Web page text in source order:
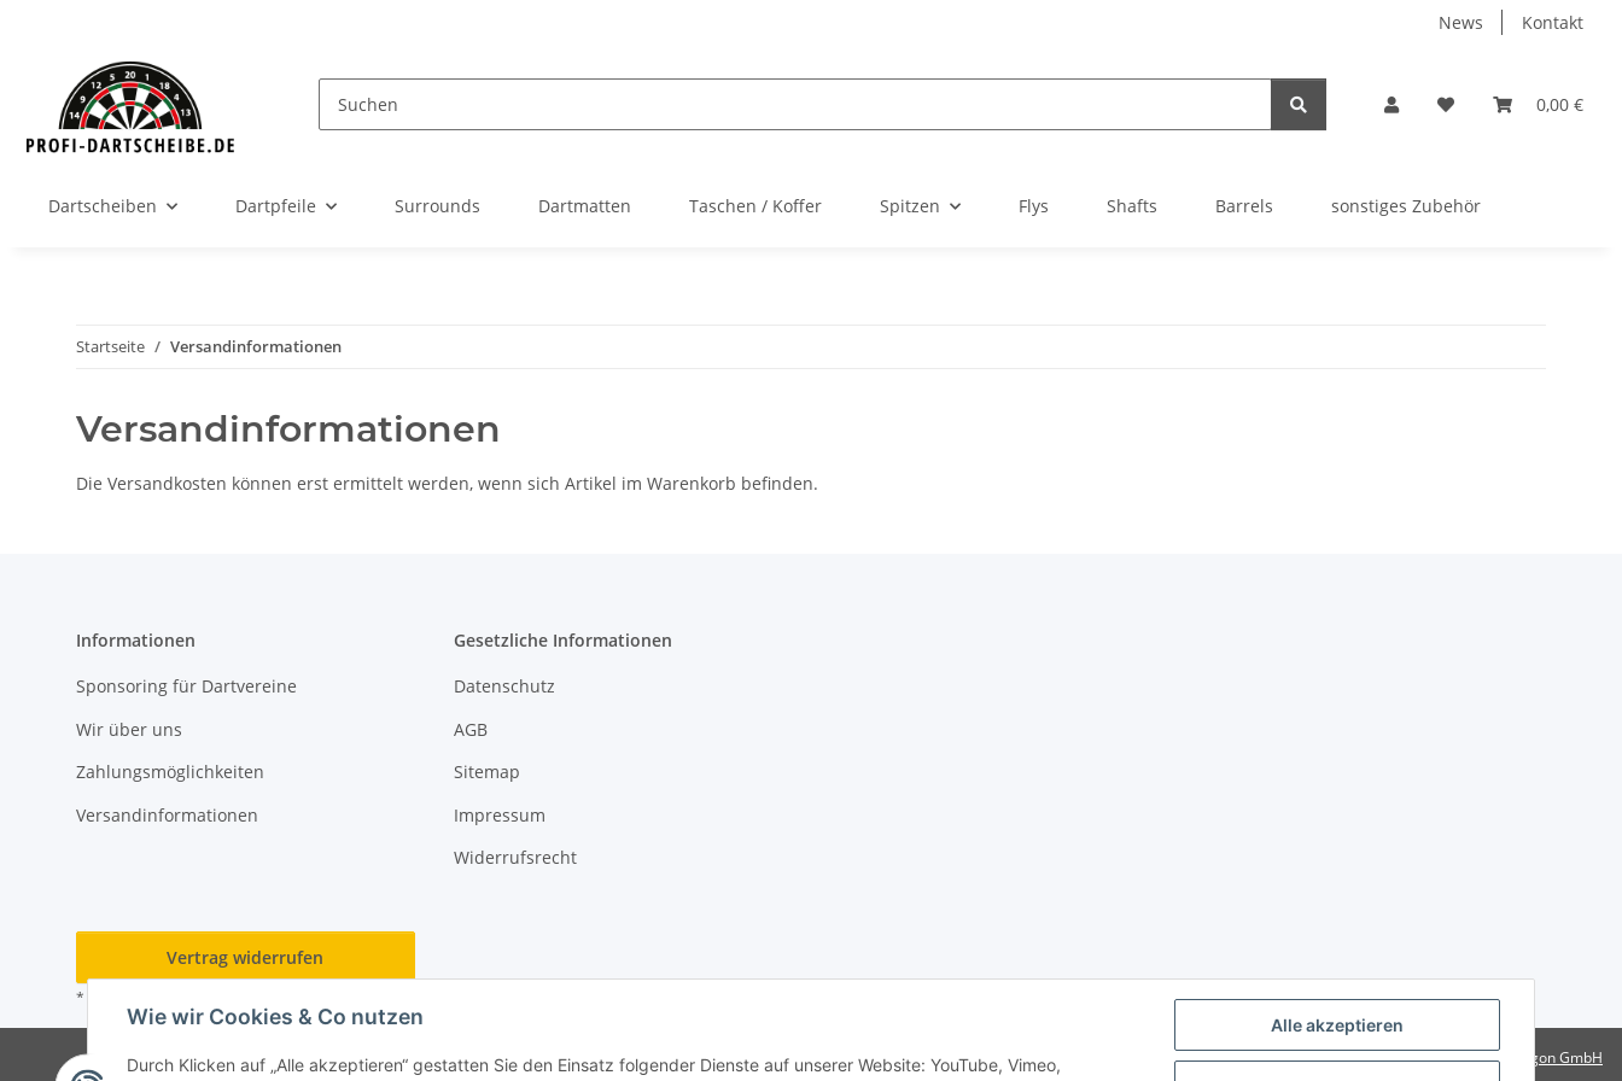
Alle akzeptieren
Wie wir Cookies & Co nutzen
Durch Klicken auf „Alle akzeptieren“ gestatten Sie den Einsatz folgender Dienste auf unserer Website: YouTube, Vimeo,
News Kontakt
0,00 €
Dartscheiben Dartpfeile Surrounds Dartmatten Taschen / Koffer Spitzen Flys Shafts Barrels sonstiges Zubehör
Startseite Versandinformationen
Versandinformationen
Die Versandkosten können erst ermittelt werden, wenn sich Artikel im Warenkorb befinden.
Informationen
Sponsoring für Dartvereine
Wir über uns
Zahlungsmöglichkeiten
Versandinformationen
Gesetzliche Informationen
Datenschutz
AGB
Sitemap
Impressum
Widerrufsrecht
Vertrag widerrufen
* Alle Preise inkl. gesetzlicher USt., zzgl.
© Rotragon GmbH - Robert-Bosch-Str. 63 - 46354 Südlohn Powered byRotragon GmbH